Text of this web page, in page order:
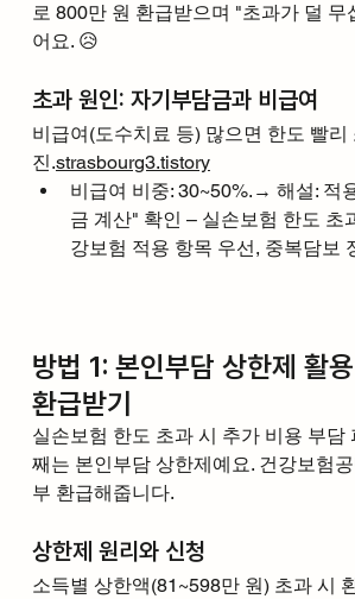
로 800만 원 환급받으며 "초과가 덜 무
어요. 😥
초과 원인: 자기부담금과 비급여
비급여(도수치료 등) 많으면 한도 빨리
진.strasbourg3.tistory
비급여 비중: 30~50%.→ 해설: 적
금 계산" 확인 – 실손보험 한도 초
강보험 적용 항목 우선, 중복담보
방법 1: 본인부담 상한제 활
환급받기
실손보험 한도 초과 시 추가 비용 부담
째는 본인부담 상한제예요. 건강보험
부 환급해줍니다.
상한제 원리와 신청
소득별 상한액(81~598만 원) 초과 시